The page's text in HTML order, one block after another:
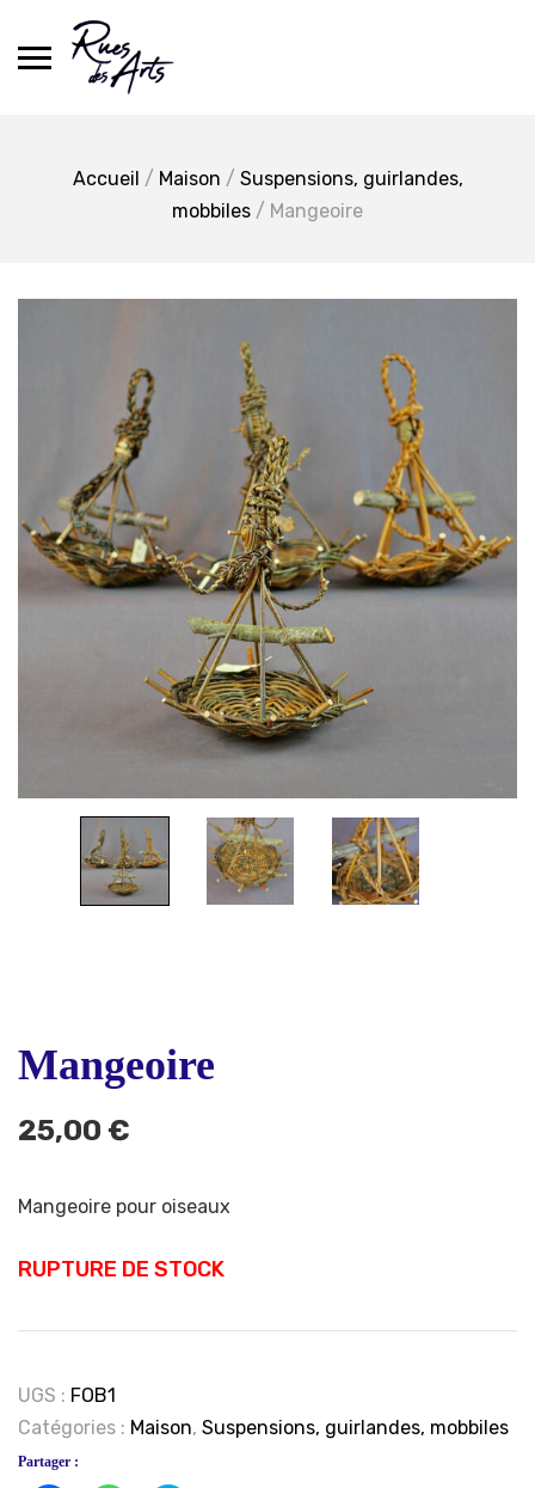
Accueil / Maison / Suspensions, guirlandes,
mobbiles / Mangeoire
Mangeoire
25,00 €
Mangeoire pour oiseaux
RUPTURE DE STOCK
UGS : FOB1
Catégories : Maison, Suspensions, guirlandes, mobbiles
Partager :